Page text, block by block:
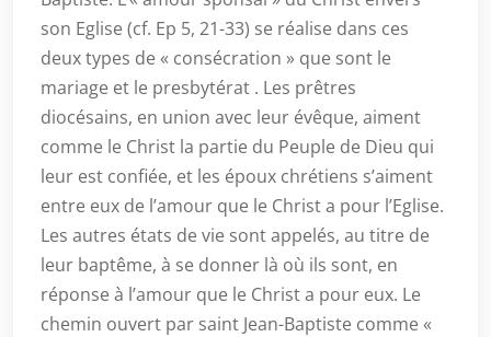
son Eglise (cf. Ep 5, 21-33) se réalise dans ces
deux types de « consécration » que sont le
mariage et le presbytérat . Les prêtres
diocésains, en union avec leur évêque, aiment
comme le Christ la partie du Peuple de Dieu qui
leur est confiée, et les époux chrétiens s’aiment
entre eux de l’amour que le Christ a pour l’Eglise.
Les autres états de vie sont appelés, au titre de
leur baptême, à se donner là où ils sont, en
réponse à l’amour que le Christ a pour eux. Le
chemin ouvert par saint Jean-Baptiste comme «